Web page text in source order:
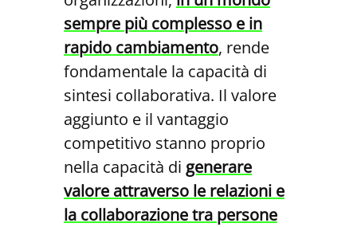
sempre più complesso e in
rapido cambiamento, rende
fondamentale la capacità di
sintesi collaborativa. Il valore
aggiunto e il vantaggio
competitivo stanno proprio
nella capacità di generare
valore attraverso le relazioni e
la collaborazione tra persone